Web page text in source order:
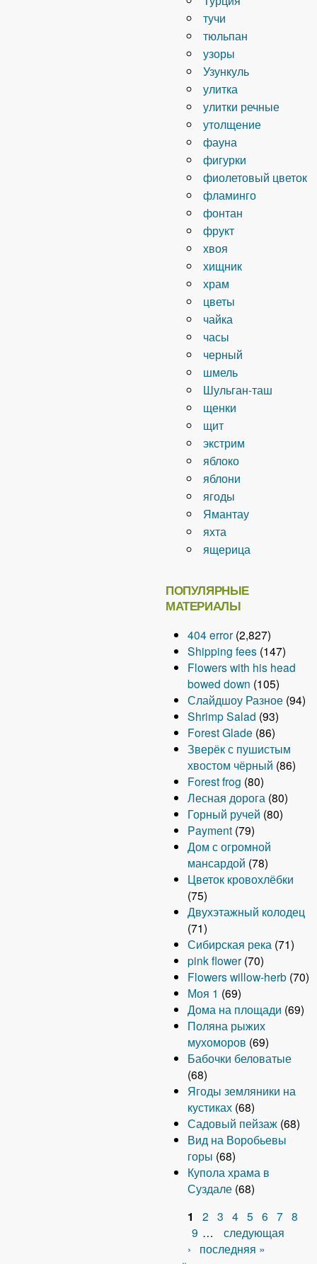
тучи
тюльпан
узоры
Узункуль
улитка
улитки речные
утолщение
фауна
фигурки
фиолетовый цветок
фламинго
фонтан
фрукт
хвоя
хищник
храм
цветы
чайка
часы
черный
шмель
Шульган-таш
щенки
щит
экстрим
яблоко
яблони
ягоды
Ямантау
яхта
ящерица
ПОПУЛЯРНЫЕ
МАТЕРИАЛЫ
404 error (2,827)
Shipping fees (147)
Flowers with his head
bowed down (105)
Слайдшоу Разное (94)
Shrimp Salad (93)
Forest Glade (86)
Зверёк с пушистым
хвостом чёрный (86)
Forest frog (80)
Лесная дорога (80)
Горный ручей (80)
Payment (79)
Дом с огромной
мансардой (78)
Цветок кровохлёбки
(75)
Двухэтажный колодец
(71)
Сибирская река (71)
pink flower (70)
Flowers willow-herb (70)
Моя 1 (69)
Дома на площади (69)
Поляна рыжих
мухоморов (69)
Бабочки беловатые
(68)
Ягоды земляники на
кустиках (68)
Садовый пейзаж (68)
Вид на Воробьевы
горы (68)
Купола храма в
Суздале (68)
т
1 2 3 4 5 6 7 8
9 …
следующая
›
последняя »